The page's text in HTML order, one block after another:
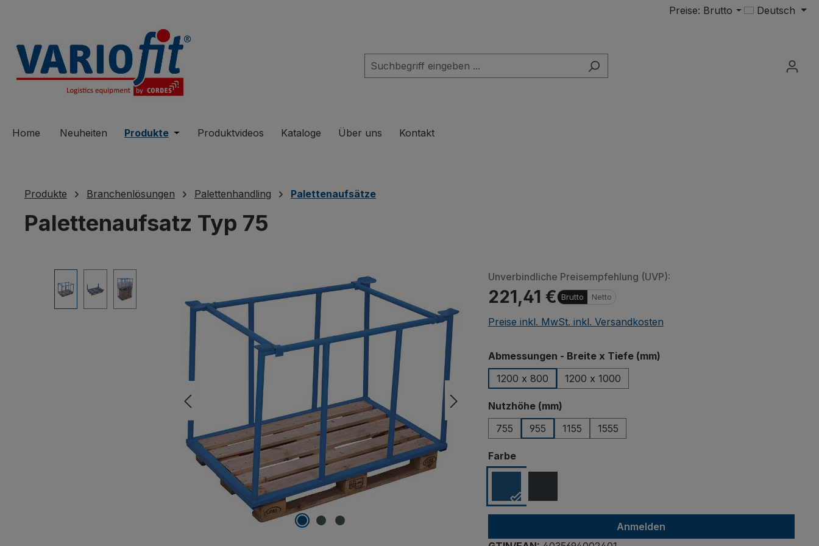
Preise: Brutto Deutsch
Home Neuheiten Produkte Öffne oder Schließe das Dropdown der Kategorie Produkte
Produktvideos Kataloge Über uns Kontakt
Produkte Branchenlösungen Palettenhandling Palettenaufsätze
Palettenaufsatz Typ 75
Bildergalerie überspringen Unverbindliche Preisempfehlung (UVP):
221,41 € Brutto Netto
Preise inkl. MwSt. inkl. Versandkosten
Abmessungen - Breite x Tiefe (mm)auswählen
1200 x 800
1200 x 1000
Nutzhöhe (mm)auswählen
755
955 1155 1555
Farbeauswählen
Anmelden